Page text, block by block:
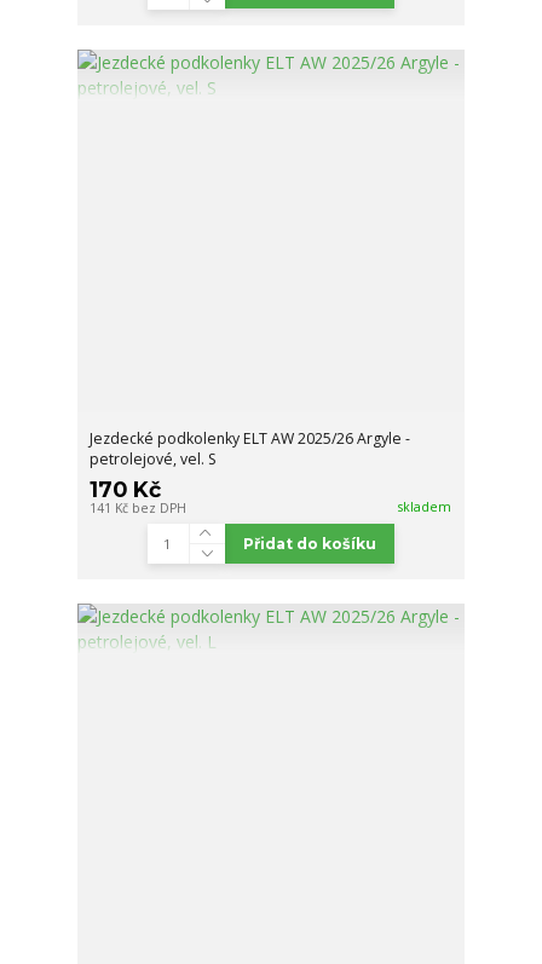
Jezdecké podkolenky ELT AW 2025/26 Argyle -
petrolejové, vel. S
170 Kč
141 Kč bez DPH skladem
Přidat do košíku